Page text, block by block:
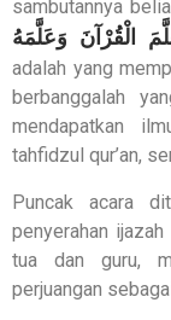
sambutannya
adalah yang
berbanggalah
mendapatkan
tahfidzul qur’an,
Puncak acara
penyerahan
tua dan guru,
perjuangan